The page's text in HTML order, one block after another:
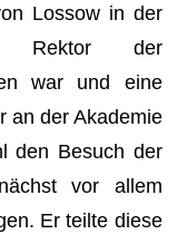
Lossow in der
Rektor der
war und eine
an der Akademie
den Besuch der
vor allem
Er teilte diese